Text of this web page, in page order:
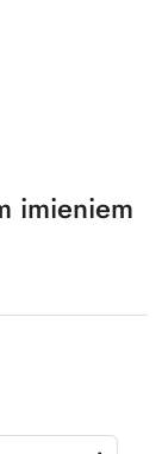
imieniem